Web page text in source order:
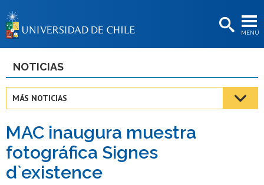
MENÚ
BIBLIOTECAS
Estudiantes
Académicas/os
Funcionarias/os
NOTICIAS
MÁS NOTICIAS
MAC inaugura muestra
fotográfica Signes
d`existence